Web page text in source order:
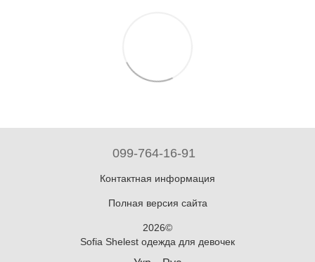
099-764-16-91
Контактная информация
Полная версия сайта
2026©
Sofia Shelest одежда для девочек